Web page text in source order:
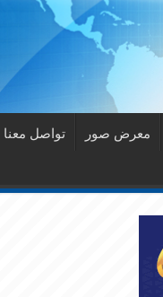
معرض صور تواصل معنا